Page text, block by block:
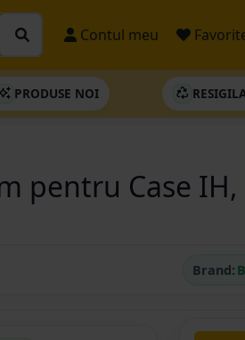
Contul meu
PRODUSE NOI
pentru Case IH,
Brand: